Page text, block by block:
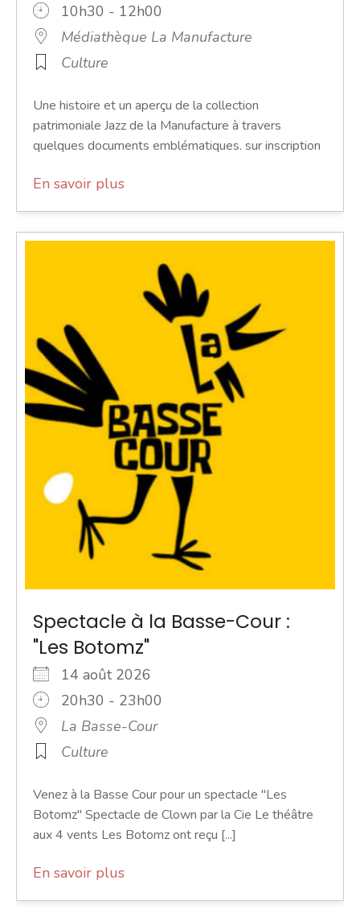
10h30 - 12h00
Médiathèque La Manufacture
Culture
Une histoire et un aperçu de la collection
patrimoniale Jazz de la Manufacture à travers
quelques documents emblématiques. sur inscription
En savoir plus
Spectacle à la Basse-Cour :
"Les Botomz"
14 août 2026
20h30 - 23h00
La Basse-Cour
Culture
Venez à la Basse Cour pour un spectacle "Les
Botomz" Spectacle de Clown par la Cie Le théâtre
aux 4 vents Les Botomz ont reçu [...]
En savoir plus